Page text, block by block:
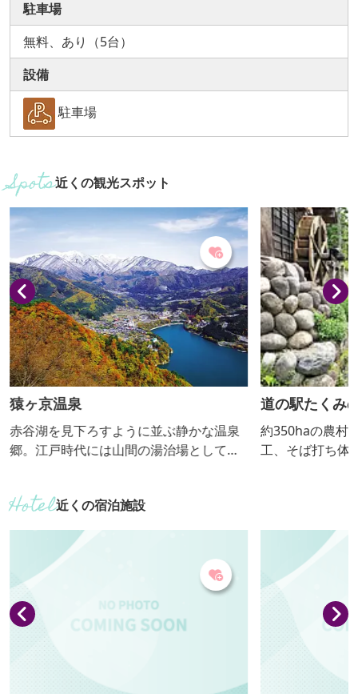
駐車場
無料、あり（5台）
設備
駐車場
近くの観光スポット
猿ヶ京温泉
赤谷湖を見下ろすように並ぶ静かな温泉
郷。江戸時代には山間の湯治場として賑
で湯量豊富な温泉は、肌に潤いをもたら
す化粧水のような硫酸塩泉でしっとり保
湿し、塩の成分が肌にベールのように皮
膜をつくりポカポカと温まりが持続する
美人の湯です。
道の駅たくみ
約350haの農村
工、そば打ち体
きます。 工芸
の家』『陶芸
『竹細工の家
統手工芸が体験
の指導をうけ
できます。27
近くの宿泊施設